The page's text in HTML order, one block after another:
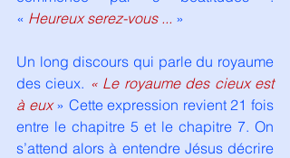
« Heureux serez-vous ... »
Un long discours qui parle du royaume
des cieux. « Le royaume des cieux est
à eux » Cette expression revient 21 fois
entre le chapitre 5 et le chapitre 7. On
s’attend alors à entendre Jésus décrire